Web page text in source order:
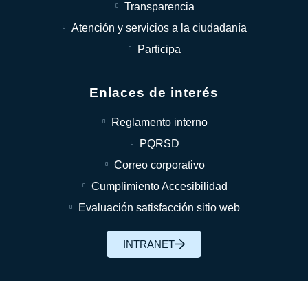
Transparencia
Atención y servicios a la ciudadanía
Participa
Enlaces de interés
Reglamento interno
PQRSD
Correo corporativo
Cumplimiento Accesibilidad
Evaluación satisfacción sitio web
INTRANET